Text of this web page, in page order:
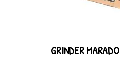
GRINDER